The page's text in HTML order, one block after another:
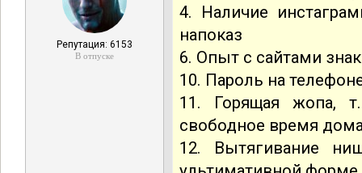
Репутация: 6153
В отпуске
4. Наличие
напоказ
6. Опыт с сайтами
10. Пароль на
11. Горящая жопа,
свободное время
12. Вытягивание